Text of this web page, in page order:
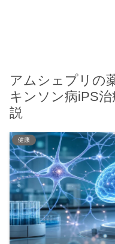
アムシェプリの
キンソン病iPS
説
健康